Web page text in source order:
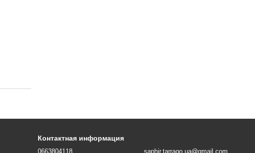
Контактная информация
0663804118 saphir.tarrago.ua@gmail.com